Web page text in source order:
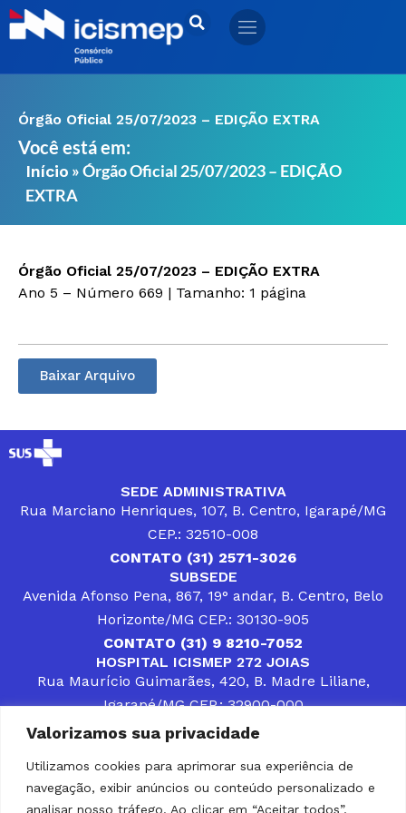
Valorizamos sua privacidade
Utilizamos cookies para aprimorar sua experiência de
navegação, exibir anúncios ou conteúdo personalizado e
analisar nosso tráfego. Ao clicar em “Aceitar todos”,
Ir
para
Órgão Oficial 25/07/2023 – EDIÇÃO EXTRA
Você está em:
Início »Órgão Oficial 25/07/2023 – EDIÇÃO
EXTRA
Órgão Oficial 25/07/2023 – EDIÇÃO EXTRA
Ano 5 – Número 669 | Tamanho: 1 página
Baixar Arquivo
SEDE ADMINISTRATIVA
Rua Marciano Henriques, 107, B. Centro, Igarapé/MG
CEP.: 32510-008
CONTATO (31) 2571-3026
SUBSEDE
Avenida Afonso Pena, 867, 19° andar, B. Centro, Belo
Horizonte/MG CEP.: 30130-905
CONTATO (31) 9 8210-7052
HOSPITAL ICISMEP 272 JOIAS
Rua Maurício Guimarães, 420, B. Madre Liliane,
Igarapé/MG CEP.: 32900-000
CONTATOS (31) 3512-4400 ou (31) 9 8309-8660
DESENVOLVER SOLUÇÕES, AÇÕES E SERVIÇOS
PÚBLICOS QUE COMPLEMENTEM A ASSISTÊNCIA À
POPULAÇÃO DA REGIÃO EM QUE ATUA, SENDO
PARCEIRO DOS MUNICÍPIOS CONSORCIADOS NA
SOLUÇÃO DE DIFICULDADES ENFRENTADAS POR